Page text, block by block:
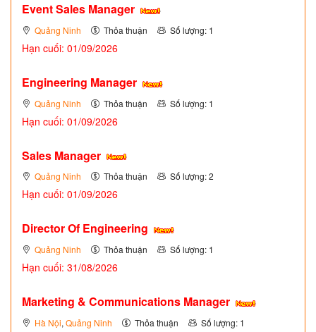
Event Sales Manager
Quảng Ninh Thỏa thuận Số lượng: 1
Hạn cuối: 01/09/2026
Engineering Manager
Quảng Ninh Thỏa thuận Số lượng: 1
Hạn cuối: 01/09/2026
Sales Manager
Quảng Ninh Thỏa thuận Số lượng: 2
Hạn cuối: 01/09/2026
Director Of Engineering
Quảng Ninh Thỏa thuận Số lượng: 1
Hạn cuối: 31/08/2026
Marketing & Communications Manager
Hà Nội, Quảng Ninh Thỏa thuận Số lượng: 1